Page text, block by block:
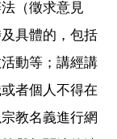
（徵求意見
具體的，包括
動等；講經講
者個人不得在
教名義進行網